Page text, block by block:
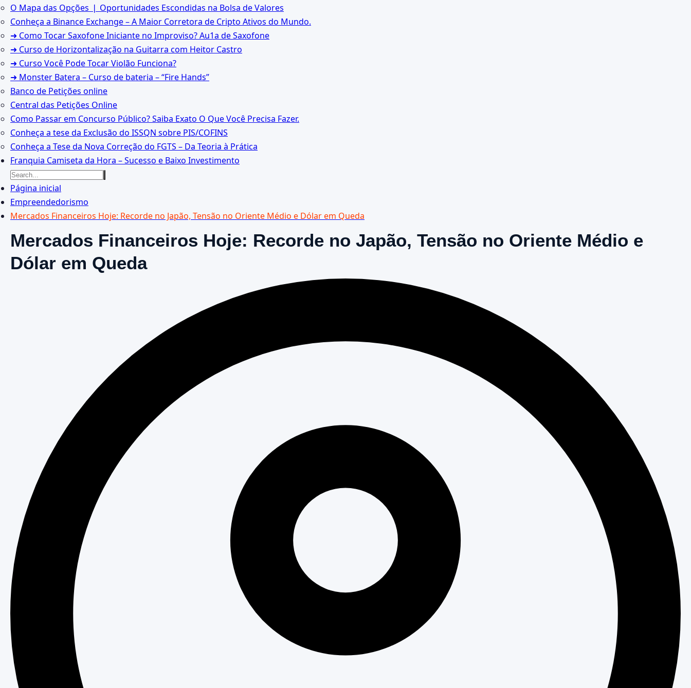
O Mapa das Opções ❘ Oportunidades Escondidas na Bolsa de Valores
Conheça a Binance Exchange – A Maior Corretora de Cripto Ativos do Mundo.
➜ Como Tocar Saxofone Iniciante no Improviso? Au1a de Saxofone
➜ Curso de Horizontalização na Guitarra com Heitor Castro
➜ Curso Você Pode Tocar Violão Funciona?
➜ Monster Batera – Curso de bateria – “Fire Hands”‎
Banco de Petições online
Central das Petições Online
Como Passar em Concurso Público? Saiba Exato O Que Você Precisa Fazer.
Conheça a tese da Exclusão do ISSQN sobre PIS/COFINS
Conheça a Tese da Nova Correção do FGTS – Da Teoria à Prática
Franquia Camiseta da Hora – Sucesso e Baixo Investimento
Página inicial
Empreendedorismo
Mercados Financeiros Hoje: Recorde no Japão, Tensão no Oriente Médio e Dólar em Queda
Mercados Financeiros Hoje: Recorde no Japão, Tensão no Oriente Médio e
Dólar em Queda